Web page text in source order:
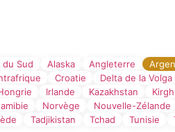
Sud Alaska Angleterre
Croatie Delta de la Volga
Irlande Kazakhstan
Norvège Nouvelle-Zélande
Tadjikistan Tchad Tunisie